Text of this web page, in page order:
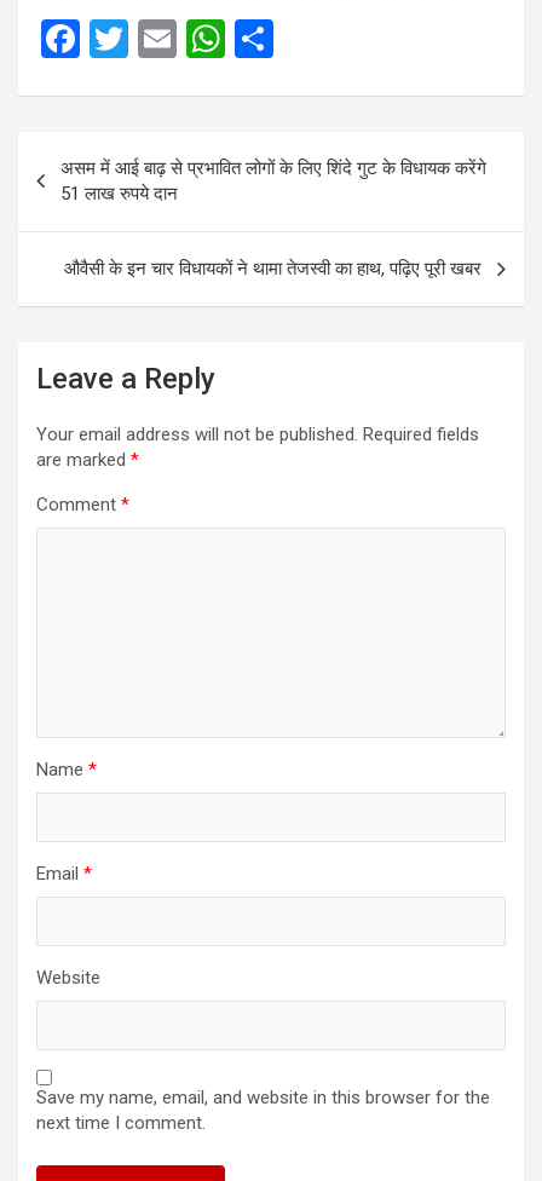
F
b
o
o
k
T
er
E
W
s
p
p
e
navigation
असम में आई बाढ़ से प्रभावित लोगों के लिए शिंदे गुट के विधायक करेंगे
51 लाख रुपये दान
औवैसी के इन चार विधायकों ने थामा तेजस्‍वी का हाथ, पढ़िए पूरी खबर
Leave a Reply
Your email address will not be published. Required fields
are marked *
Comment *
Name *
Email *
Website
Save my name, email, and website in this browser for the
next time I comment.